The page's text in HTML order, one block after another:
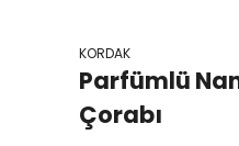
KORDAK
Parfümlü
Çorabı